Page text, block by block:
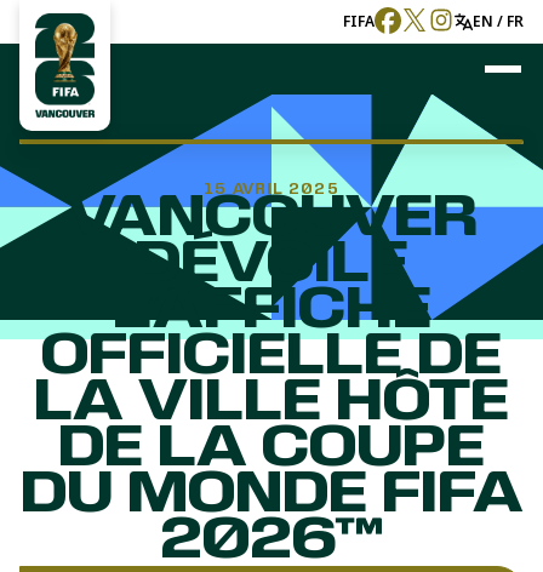
FIFA EN / FR
15 AVRIL 2025
VANCOUVER
DÉVOILE
L’AFFICHE
OFFICIELLE DE
LA VILLE HÔTE
DE LA COUPE
DU MONDE FIFA
2026™